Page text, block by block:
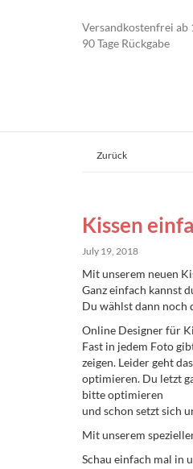
Versandkostenfrei ab
90 Tage Rückgabe
Zurück
Kissen
July 19, 2018
Mit unserem neuen
Ganz einfach kannst
Du wählst dann noch
Online Designer für
Fast in jedem Foto
zeigen. Leider geht
optimieren. Du letzt
bitte optimieren
und schon setzt sich
Mit unserem
Schau einfach mal in